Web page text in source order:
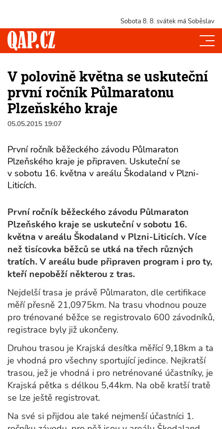
Sobota 8. 8. svátek má Soběslav
V polovině května se uskuteční
první ročník Půlmaratonu
Plzeňského kraje
05.05.2015 19:07
První ročník běžeckého závodu Půlmaraton
Plzeňského kraje je připraven. Uskuteční se
v sobotu 16. května v areálu Škodaland v Plzni-
Liticích.
První ročník běžeckého závodu Půlmaraton
Plzeňského kraje se uskuteční v sobotu 16.
května v areálu Škodaland v Plzni-Liticích. Více
než tisícovka běžců se utká na třech různých
tratích. V areálu bude připraven program i pro ty,
kteří nepoběží některou z tras.
Nejdelší trasa je právě Půlmaraton, dle certifikace
měří přesně 21,0975km. Na trasu vhodnou pouze
pro trénované běžce se registrovalo 600 závodníků,
registrace byly již ukončeny.
Druhou trasou je Krajská desítka měřící 9,18km a ta
je vhodná pro všechny sportující jedince. Nejkratší
trasou, jež je vhodná i pro netrénované účastníky, je
Krajská pětka s délkou 5,44km. Na obě kratší tratě
se lze ještě registrovat.
Na své si přijdou ale také nejmenší účastníci 1.